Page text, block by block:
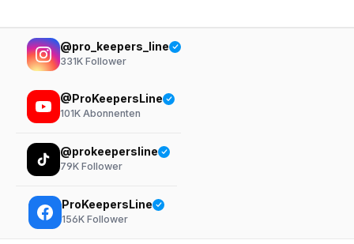
@pro_keepers_line
331K Follower
@ProKeepersLine
101K Abonnenten
@prokeepersline
79K Follower
ProKeepersLine
156K Follower